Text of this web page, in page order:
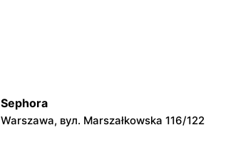
Groszek
Warszawa, вул. plac Wojska Polskiego
Sephora
Warszawa, вул. Marszałkowska 116/122